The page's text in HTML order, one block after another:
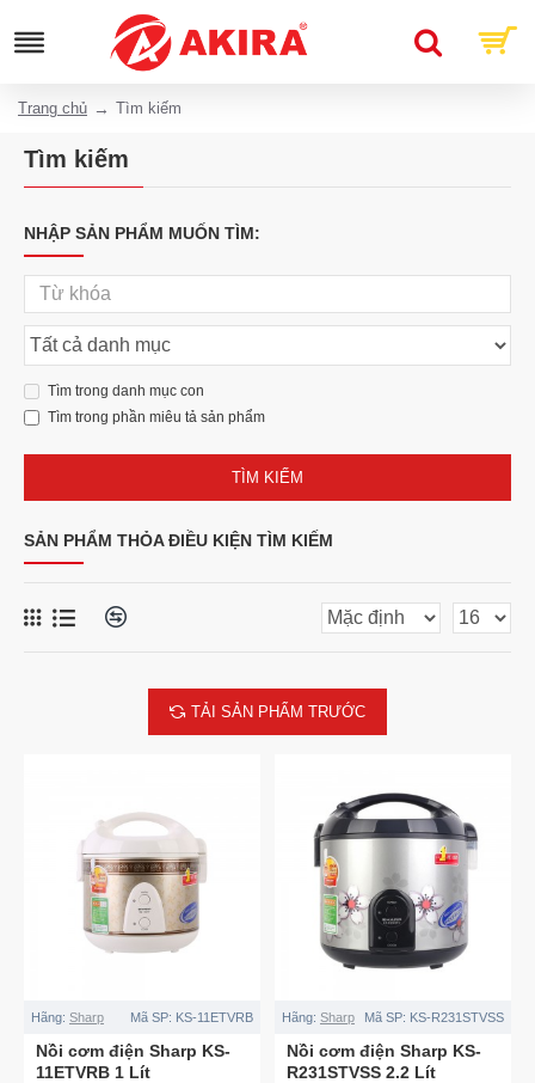
Trang chủ Tìm kiếm
Tìm kiếm
NHẬP SẢN PHẨM MUỐN TÌM:
Tìm trong danh mục con
Tìm trong phần miêu tả sản phẩm
TÌM KIẾM
SẢN PHẨM THỎA ĐIỀU KIỆN TÌM KIẾM
TẢI SẢN PHẨM TRƯỚC
Hãng: Sharp Mã SP: KS-11ETVRB
Nồi cơm điện Sharp KS-
11ETVRB 1 Lít
Hãng: Sharp Mã SP: KS-R231STVSS
Nồi cơm điện Sharp KS-
R231STVSS 2.2 Lít